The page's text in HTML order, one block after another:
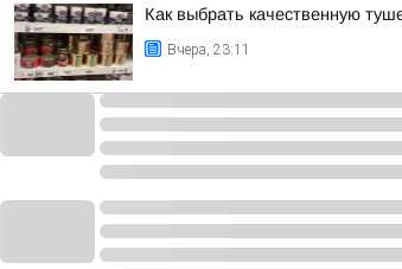
Как выбрать качественную
Вчера, 23:11